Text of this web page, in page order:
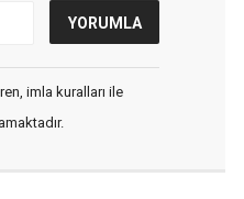
imla kuralları ile